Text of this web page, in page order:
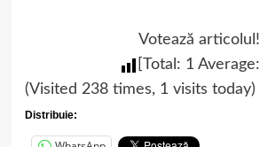
Votează articolul!
[Total: 1Average:
(Visited 238 times, 1 visits today)
Distribuie: